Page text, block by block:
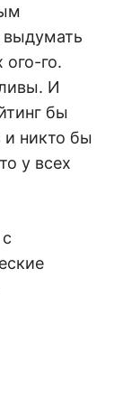
выдумать
ого-го.
И
бы
и никто бы
у всех